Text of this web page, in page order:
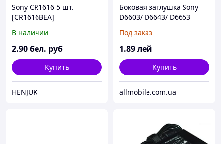
Sony CR1616 5 шт.
[CR1616BEA]
В наличии
2.90бел. руб
Купить
HENJUK
Боковая заглушка Sony
D6603/ D6643/ D6653
полный комплект
Под заказ
1.89лей
Купить
allmobile.com.ua